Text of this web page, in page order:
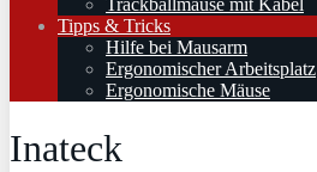
Trackballmäuse mit Kabel
Tipps & Tricks
Hilfe bei Mausarm
Ergonomischer Arbeitsplatz
Ergonomische Mäuse
Inateck